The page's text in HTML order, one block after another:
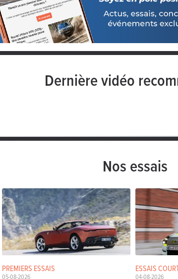
Dernière vidéo
Nos essais
PREMIERS ESSAIS
05-08-2026
ESSAIS
04-08-2026